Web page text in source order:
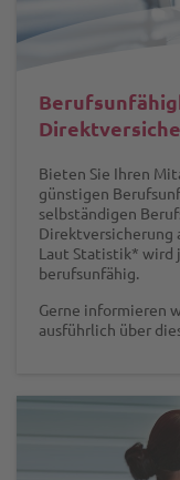
Bieten Sie Ihren
günstigen
selbständigen
Direktversicherung
Laut Statistik* wird
berufsunfähig.
Gerne informieren
ausführlich über